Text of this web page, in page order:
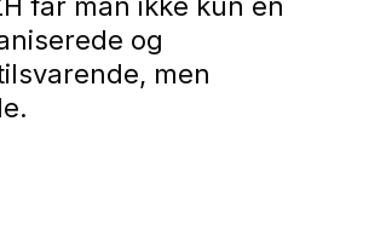
og
men